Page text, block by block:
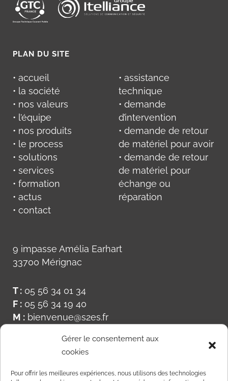
Gérer le consentement aux
cookies
Pour offrir les meilleures expériences, nous utilisons des technologies
PLAN DU SITE
• accueil
• la société
• nos valeurs
• l’équipe
• nos produits
• le process
• solutions
• services
• formation
• actus
• contact
• assistance
technique
• demande
d’intervention
• demande de retour
de matériel pour avoir
• demande de retour
de matériel pour
échange ou
réparation
9 impasse Amélia Earhart
33700 Mérignac
T : 05 56 34 01 34
F : 05 56 34 19 40
M : bienvenue@s2es.fr